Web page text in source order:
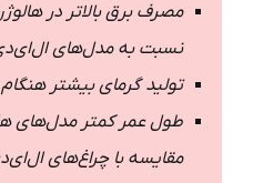
مصرف برق بالاتر در
نسبت به مدل‌های
تولید گرمای بیشتر
طول عمر کمتر مدل‌های
مقایسه با چراغ‌های